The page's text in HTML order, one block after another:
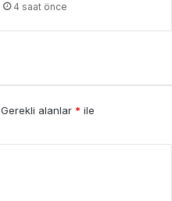
4 saat önce
Gerekli alanlar * ile